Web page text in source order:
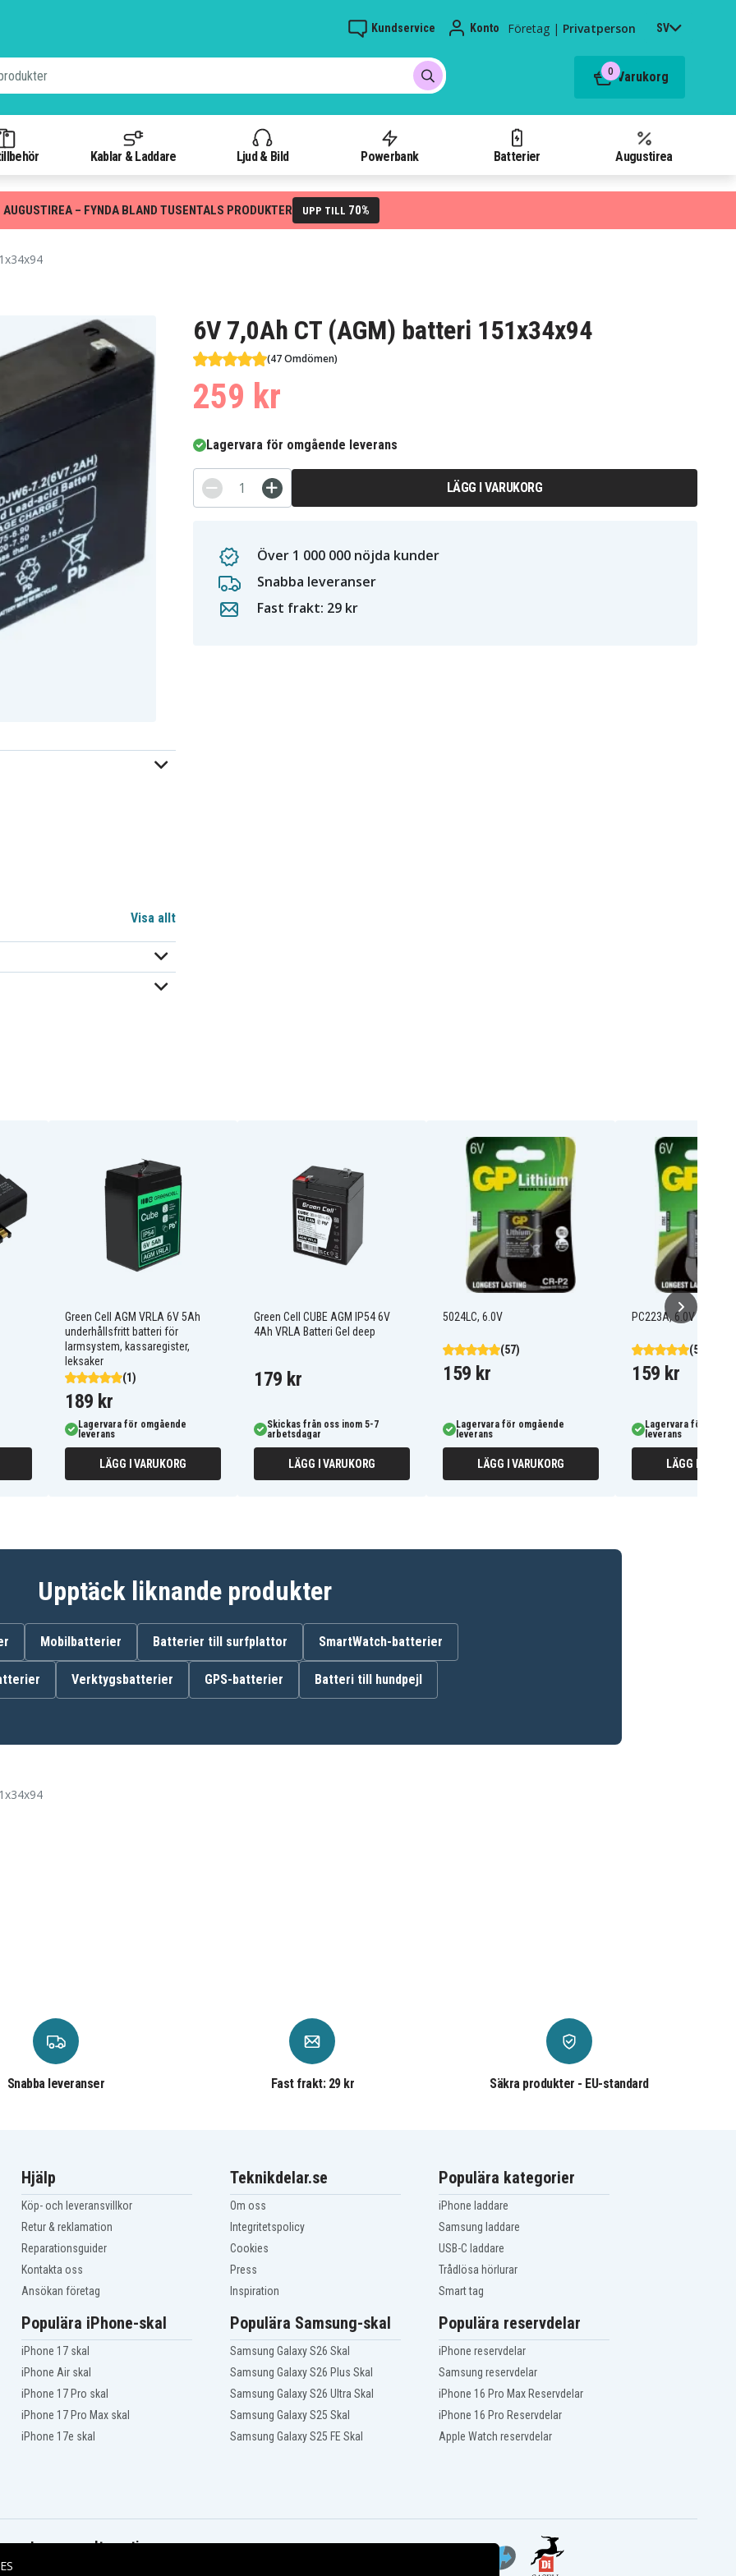
Kundservice Konto Företag | Privatperson SV
0 Varukorg
Kablar & Laddare Ljud & Bild Powerbank Batterier Augustirea
– FYNDA BLAND TUSENTALS PRODUKTER UPP TILL 70%
6V 7,0Ah CT (AGM) batteri 151x34x94
(47 Omdömen)
259 kr
Lagervara för omgående leverans
LÄGG I VARUKORG
Över 1 000 000 nöjda kunder
Snabba leveranser
Fast frakt: 29 kr
1,4 kg
7 Ah
Visa allt
Green Cell AGM VRLA 6V 5Ah
underhållsfritt batteri för
larmsystem, kassaregister,
leksaker
(1)
189 kr
Lagervara för omgående
leverans
LÄGG I VARUKORG
Green Cell CUBE AGM IP54 6V
4Ah VRLA Batteri Gel deep
179 kr
Skickas från oss inom 5-7
arbetsdagar
LÄGG I VARUKORG
5024LC, 6.0V
(57)
159 kr
Lagervara för omgående
leverans
LÄGG I VARUKORG
PC223A, 6.0V
(57)
159 kr
Lagervara för
leverans
LÄGG I
Upptäck liknande produkter
Mobilbatterier Batterier till surfplattor SmartWatch-batterier
Verktygsbatterier GPS-batterier Batteri till hundpejl
Snabba leveranser Fast frakt: 29 kr Säkra produkter - EU-standard
Hjälp
Köp- och leveransvillkor
Retur & reklamation
Reparationsguider
Kontakta oss
Ansökan företag
Teknikdelar.se
Om oss
Integritetspolicy
Cookies
Press
Inspiration
Populära kategorier
iPhone laddare
Samsung laddare
USB-C laddare
Trådlösa hörlurar
Smart tag
Populära iPhone-skal
iPhone 17 skal
iPhone Air skal
iPhone 17 Pro skal
iPhone 17 Pro Max skal
iPhone 17e skal
Populära Samsung-skal
Samsung Galaxy S26 Skal
Samsung Galaxy S26 Plus Skal
Samsung Galaxy S26 Ultra Skal
Samsung Galaxy S25 Skal
Samsung Galaxy S25 FE Skal
Populära reservdelar
iPhone reservdelar
Samsung reservdelar
iPhone 16 Pro Max Reservdelar
iPhone 16 Pro Reservdelar
Apple Watch reservdelar
Leveransalternativ